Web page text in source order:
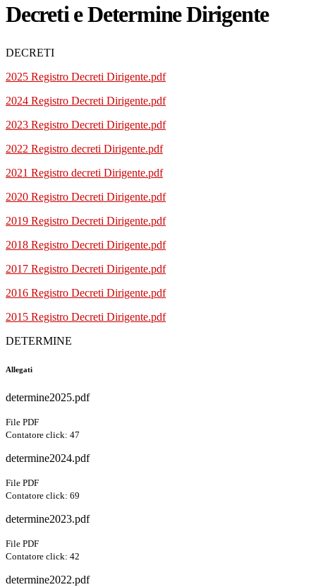
Decreti e Determine Dirigente
DECRETI
2025 Registro Decreti Dirigente.pdf
2024 Registro Decreti Dirigente.pdf
2023 Registro Decreti Dirigente.pdf
2022 Registro decreti Dirigente.pdf
2021 Registro decreti Dirigente.pdf
2020 Registro Decreti Dirigente.pdf
2019 Registro Decreti Dirigente.pdf
2018 Registro Decreti Dirigente.pdf
2017 Registro Decreti Dirigente.pdf
2016 Registro Decreti Dirigente.pdf
2015 Registro Decreti Dirigente.pdf
DETERMINE
Allegati
determine2025.pdf
File PDF
Contatore click: 47
determine2024.pdf
File PDF
Contatore click: 69
determine2023.pdf
File PDF
Contatore click: 42
determine2022.pdf